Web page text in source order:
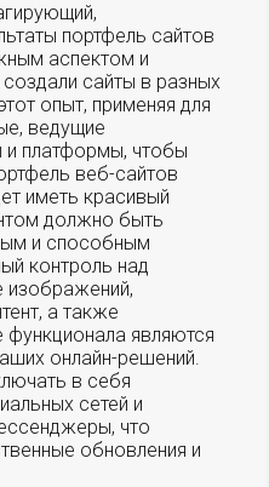
портфель сайтов
аспектом и
сайты в разных
опыт, применяя для
ведущие
и платформы, чтобы
веб-сайтов
иметь красивый
должно быть
и способным
контроль над
изображений,
а также
функционала являются
онлайн-решений.
в себя
сетей и
что
обновления и